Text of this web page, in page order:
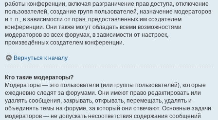
работы конференции, включая разграничение прав доступа, отключение
пользователей, создание групп пользователей, назначение модераторов
и т. п., в зависимости от прав, предоставленных им создателем
конференции. Они также могут обладать всеми возможностями
модераторов во всех форумах, в зависимости от настроек,
произведённых создателем конференции.
Вернуться к началу
Кто такие модераторы?
Модераторы — это пользователи (или группы пользователей), которые
ежедневно следят за форумами. Они имеют право редактировать или
удалять сообщения, закрывать, открывать, перемещать, удалять и
объединять темы на форуме, за который они отвечают. Основные задачи
модераторов — не допускать несоответствия содержания сообщений